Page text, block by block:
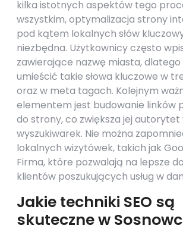
kilka istotnych aspektów tego
wszystkim, optymalizacja strony
pod kątem lokalnych słów
niezbędna. Użytkownicy często
zawierające nazwę miasta,
umieścić takie słowa kluczowe w
oraz w meta tagach. Kolejnym
elementem jest budowanie linków
do strony, co zwiększa jej autorytet
wyszukiwarek. Nie można
lokalnych wizytówek, takich jak
Firma, które pozwalają na lepsze
klientów poszukujących usług w
Jakie techniki SEO są
skuteczne w